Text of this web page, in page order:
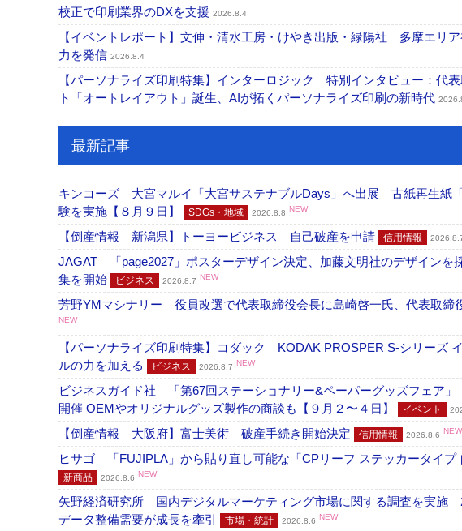
校正で印刷業界のDXを支援 2026.8.4
【イベントレポート】文伸・清水工房・けやき出版・緑陽社 多摩エリ
力を発信 2026.8.4
【パーソナライズ印刷特集】インターロジック 特別インタビュー：代
ト「オートレイアウト」誕生、AIが拓くパーソナライズ印刷の新時代
最新記事
キンコーズ 大宮マルイ「大宮サステナブルDays」へ出展 古紙再生紙
験を実施【８月９日】
SDGs・地域 2026.8.8 NEW
【倒産情報 新潟県】トーヨービジネス 自己破産を申請 信用情報
JAGAT 「page2027」ポスターデザイン決定、加藤文明社のデザイン
集を開始
ビジネス 2026.8.7 NEW
芳野YMマシナリー 役員改選で代表取締役会長に島崎啓一氏、代表取締
NEW
【パーソナライズ印刷特集】コダック KODAK PROSPER S-シリーズ
ルの力を加える
ビジネス 2026.8.7 NEW
ビジネスガイド社 「第67回ステーショナリー&ペーパーグッズフェア
開催 OEMやオリジナルグッズ製作の商談も【９月２〜４日】
イベント
【倒産情報 大阪府】富士美術 破産手続き開始決定 信用情報 2026.8.6 NEW
ヒサゴ 「FUJIPLA」から貼り直し可能な「CPリーフ ステッカータイ
新商品 2026.8.6 NEW
矢野経済研究所 国内デジタルマーケティング市場に関する調査を実施
データ整備需要が成長を牽引
市場・統計 2026.8.6 NEW